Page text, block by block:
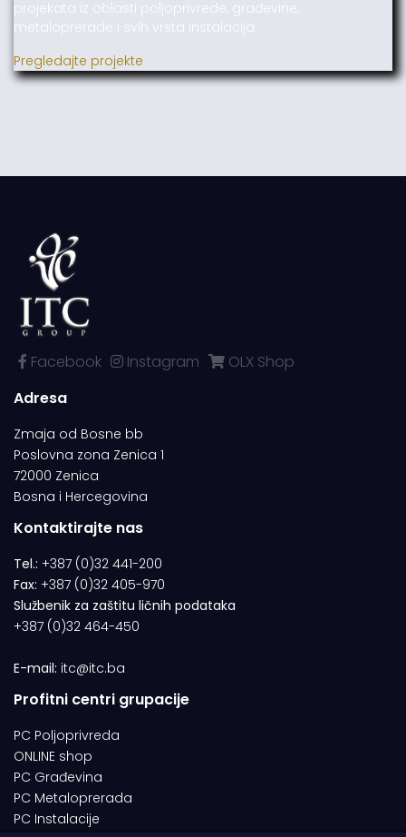
projekata iz oblasti poljoprivrede, građevine,
metaloprerade i svih vrsta instalacija.
Pregledajte projekte
Facebook Instagram
OLX Shop
Adresa
Zmaja od Bosne bb
Poslovna zona Zenica 1
72000 Zenica
Bosna i Hercegovina
Kontaktirajte nas
Tel.: +387 (0)32 441-200
Fax: +387 (0)32 405-970
Službenik za zaštitu ličnih podataka
+387 (0)32 464-450
E-mail: itc@itc.ba
Profitni centri grupacije
PC Poljoprivreda
ONLINE shop
PC Građevina
PC Metaloprerada
PC Instalacije